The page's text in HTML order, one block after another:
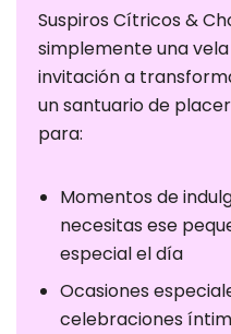
Suspiros Cítricos &
simplemente una
invitación a
un santuario de
para:
Momentos de
necesitas ese
especial el día
Ocasiones
celebraciones